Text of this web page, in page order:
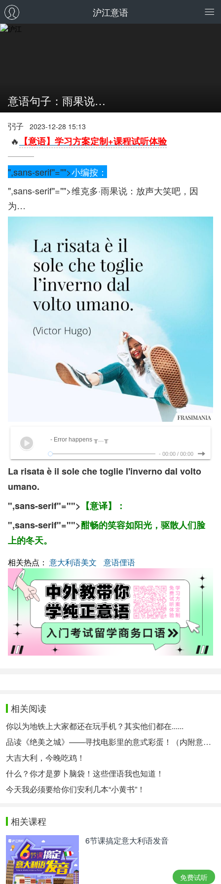
沪江意语
意语句子：雨果说…
弜子 2023-12-28 15:13
🔥 【意语】学习方案定制+课程试听体验
",sans-serif"="">小编按：
",sans-serif"="">维克多·雨果说：放声大笑吧，因
为…
- Error happens ╥﹏╥
- 00:00 / 00:00
La risata è il sole che toglie l'inverno dal volto
umano.
",sans-serif"=""> 【意译】：
",sans-serif"="">酣畅的笑容如阳光，驱散人们脸
上的冬天。
相关热点： 意大利语美文 意语俚语
相关阅读
你以为地铁上大家都还在玩手机？其实他们都在......
品读《绝美之城》——寻找电影里的意式彩蛋！（内附意语中字资源~）
大吉大利，今晚吃鸡！
什么？你才是萝卜脑袋！这些俚语我也知道！
今天我必须要给你们安利几本“小黄书”！
相关课程
6节课搞定意大利语发音
免费试听